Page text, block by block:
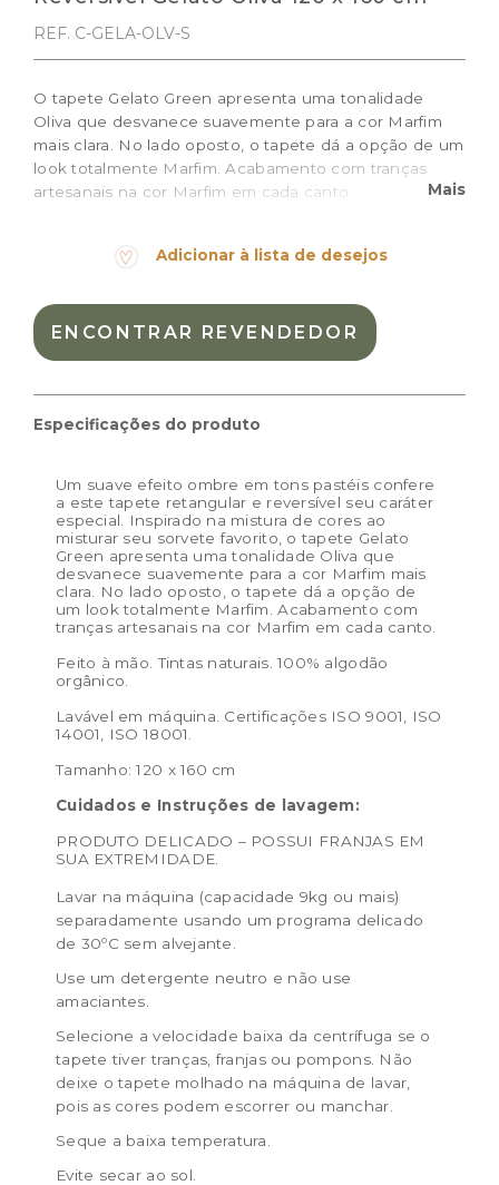
REF. C-GELA-OLV-S
O tapete Gelato Green apresenta uma tonalidade
Oliva que desvanece suavemente para a cor Marfim
mais clara. No lado oposto, o tapete dá a opção de um
look totalmente Marfim. Acabamento com tranças
artesanais na cor Marfim em cada canto.
Materiais: Algodão natural
Peso: 4.500kg
Mais
Adicionar à lista de desejos
ENCONTRAR REVENDEDOR
Especificações do produto
Um suave efeito ombre em tons pastéis confere
a este tapete retangular e reversível seu caráter
especial. Inspirado na mistura de cores ao
misturar seu sorvete favorito, o tapete Gelato
Green apresenta uma tonalidade Oliva que
desvanece suavemente para a cor Marfim mais
clara. No lado oposto, o tapete dá a opção de
um look totalmente Marfim. Acabamento com
tranças artesanais na cor Marfim em cada canto.
Feito à mão. Tintas naturais. 100% algodão
orgânico.
Lavável em máquina. Certificações ISO 9001, ISO
14001, ISO 18001.
Tamanho: 120 x 160 cm
Cuidados e Instruções de lavagem:
PRODUTO DELICADO – POSSUI FRANJAS EM
SUA EXTREMIDADE.
Lavar na máquina (capacidade 9kg ou mais)
separadamente usando um programa delicado
de 30ºC sem alvejante.
Use um detergente neutro e não use
amaciantes.
Selecione a velocidade baixa da centrífuga se o
tapete tiver tranças, franjas ou pompons. Não
deixe o tapete molhado na máquina de lavar,
pois as cores podem escorrer ou manchar.
Seque a baixa temperatura.
Evite secar ao sol.